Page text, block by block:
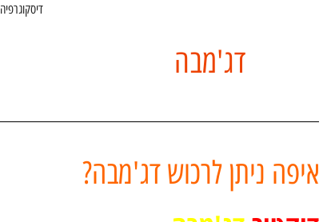
דיסקוגרפיה
דג'מבה
איפה ניתן לרכוש דג'מבה?